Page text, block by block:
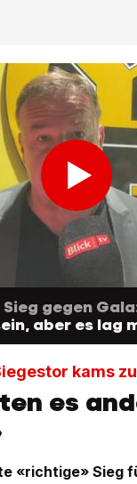
gegen
aber es lag
kams
es
«richtige» Sieg